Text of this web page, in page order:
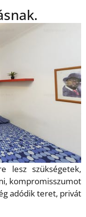
lesz szükségetek,
kompromisszumot
adódik teret, privát